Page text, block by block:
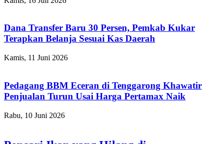
Dana Transfer Baru 30 Persen, Pemkab Kukar
Terapkan Belanja Sesuai Kas Daerah
Kamis, 11 Juni 2026
Pedagang BBM Eceran di Tenggarong Khawatir
Penjualan Turun Usai Harga Pertamax Naik
Rabu, 10 Juni 2026